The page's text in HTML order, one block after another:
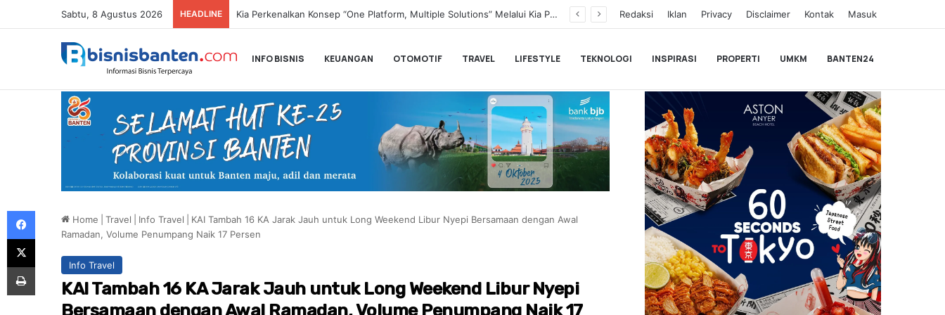
Sabtu, 8 Agustus 2026 HEADLINE Transformasi Digital Perkuat Layanan, Bank bjb Raih Lima Titanium Awards pada PRIMA Awards 2026 Redaksi Iklan Privacy Disclaimer Kontak Masuk
INFO BISNIS KEUANGAN OTOMOTIF TRAVEL LIFESTYLE TEKNOLOGI INSPIRASI PROPERTI UMKM BANTEN24
Home Travel Info Travel
KAI Tambah 16 KA Jarak Jauh untuk Long Weekend Libur Nyepi Bersamaan dengan Awal
Ramadan, Volume Penumpang Naik 17 Persen
Info Travel
KAI Tambah 16 KA Jarak Jauh untuk Long Weekend Libur Nyepi
Bersamaan dengan Awal Ramadan, Volume Penumpang Naik 17